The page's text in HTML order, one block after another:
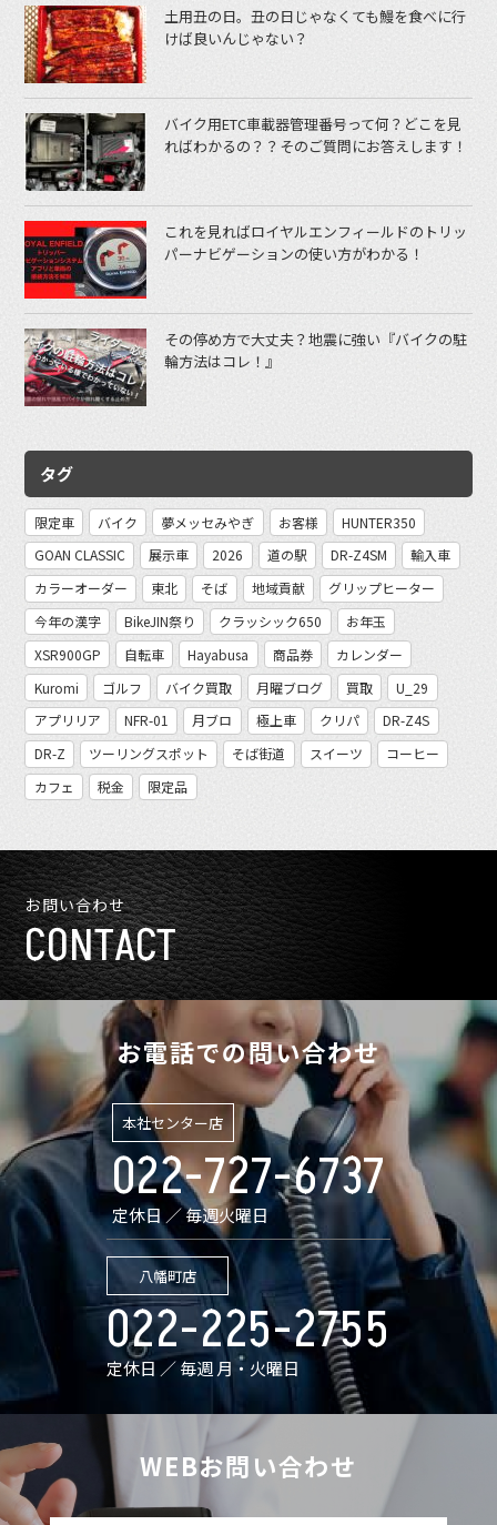
土用丑の日。丑の日じゃなくても鰻を食べに行
けば良いんじゃない？
バイク用ETC車載器管理番号って何？どこを見
ればわかるの？？そのご質問にお答えします！
これを見ればロイヤルエンフィールドのトリッ
パーナビゲーションの使い方がわかる！
その停め方で大丈夫？地震に強い『バイクの駐
輪方法はコレ！』
タグ
限定車 バイク 夢メッセみやぎ お客様
HUNTER350
GOAN CLASSIC
展示車 2026 道の駅 DR-Z4SM
輸入車
カラーオーダー
東北 そば 地域貢献
グリップヒーター
今年の漢字
BikeJIN祭り クラッシック650
お年玉
XSR900GP
自転車 Hayabusa 商品券
カレンダー
Kuromi
ゴルフ バイク買取 月曜ブログ 買取
U_29
アプリリア
NFR-01 月ブロ 極上車 クリパ
DR-Z4S
DR-Z
ツーリングスポット そば街道 スイーツ
コーヒー
カフェ
税金 限定品
お問い合わせ
CONTACT
お電話での問い合わせ
本社センター店
022-727-6737
定休日 ／ 毎週火曜日
八幡町店
022-225-2755
定休日 ／ 毎週 月・火曜日
WEBお問い合わせ